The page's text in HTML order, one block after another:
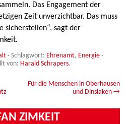
Das Engagement der
Zeit unverzichtbar. Das muss
sicherstellen“, sagt der
· Schlagwort: Ehrenamt, Energie ·
von: Harald Schrapers.
Für die Menschen in Oberhausen
und Dinslaken →
ZIMKEIT